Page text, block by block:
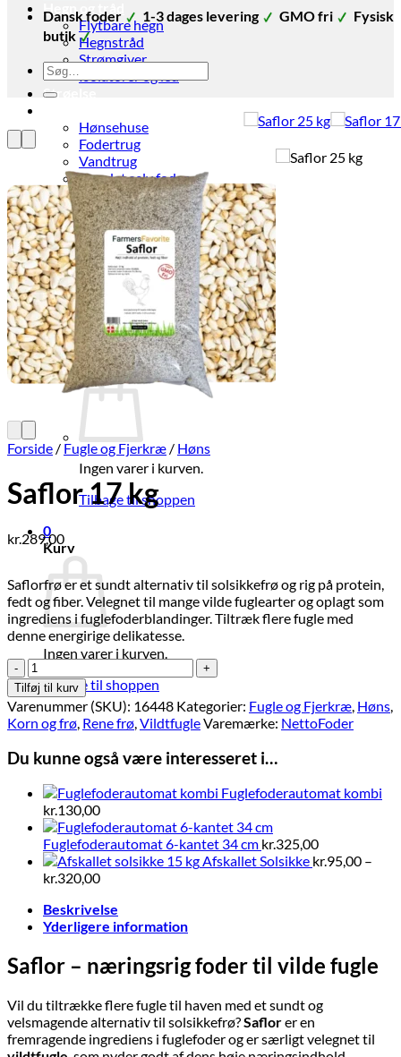
Flytbare hegn
Hegnstråd
Strømgiver
Strøelse
Hønsehuse
Fodertrug
Vandtrug
Gør det selv foder
Fodertønder
Foderøser
Hygiejne
Skadedyr
Brands
Økologi
Tilbud
Log ind
Kurv /kr.0,000
Ingen varer i kurven.
Tilbage til shoppen
0
Kurv
Ingen varer i kurven.
Tilbage til shoppen
Dansk foder 1-3 dages levering GMO fri
Fysisk
butik
Søg
efter:
Forside / Fugle og Fjerkræ / Høns
Saflor 17 kg
kr.289,00
Saflorfrø er et sundt alternativ til solsikkefrø og rig på protein,
fedt og fiber. Velegnet til mange vilde fuglearter og oplagt som
ingrediens i fuglefoderblandinger. Tiltræk flere fugle med
denne energirige delikatesse.
Saflor
17
kg
antal
Tilføj til kurv
Varenummer (SKU): 16448 Kategorier: Fugle og Fjerkræ, Høns,
Korn og frø, Rene frø,VildtfugleVaremærke: NettoFoder
Du kunne også være interesseret i…
Fuglefoderautomat kombi
kr.130,00
Fuglefoderautomat 6-kantet 34 cm kr.325,00
Afskallet Solsikke kr.95,00 –
kr.320,00Prisinterval:
til
kr.320,00
Beskrivelse
Yderligere information
Saflor – næringsrig foder til vilde fugle
Vil du tiltrække flere fugle til haven med et sundt og
velsmagende alternativ til solsikkefrø?Saflorer en
fremragende ingrediens i fuglefoder og er særligt velegnet til